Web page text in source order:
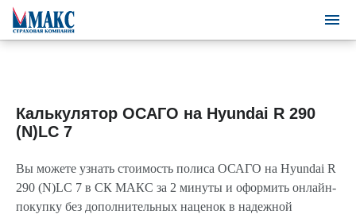
Калькулятор ОСАГО на Hyundai R 290
(N)LC 7
Вы можете узнать стоимость полиса ОСАГО на Hyundai R
290 (N)LC 7 в СК МАКС за 2 минуты и оформить онлайн-
покупку без дополнительных наценок в надежной